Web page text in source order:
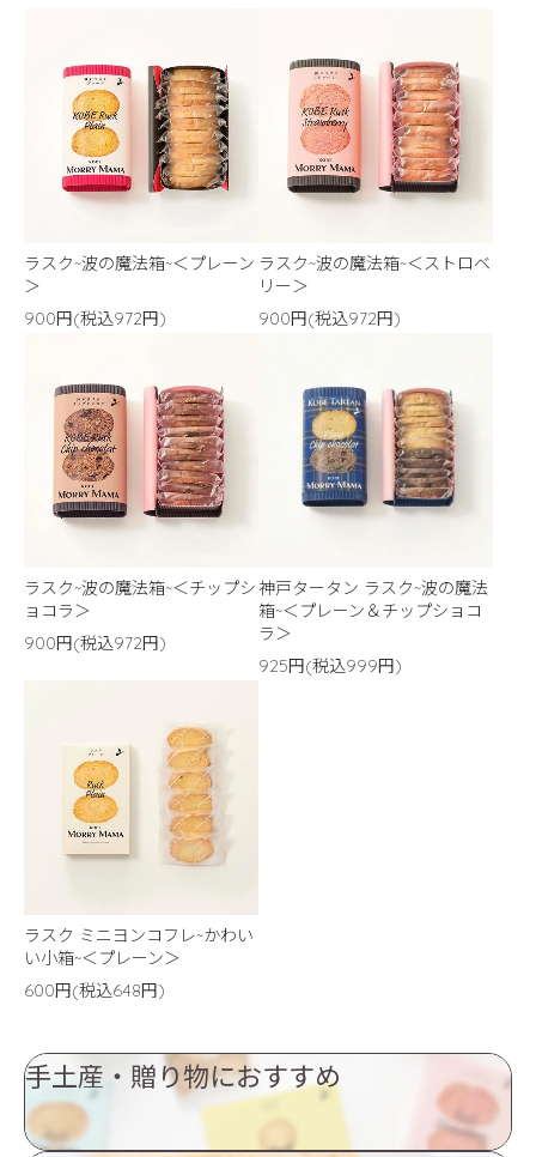
ラスク~波の魔法箱~＜プレーン
＞
900円(税込972円)
ラスク~波の魔法箱~＜ストロベ
リー＞
900円(税込972円)
ラスク~波の魔法箱~＜チップシ
ョコラ＞
900円(税込972円)
神戸タータン ラスク~波の魔法
箱~＜プレーン＆チップショコ
ラ＞
925円(税込999円)
ラスク ミニヨンコフレ~かわい
い小箱~＜プレーン＞
600円(税込648円)
手土産・贈り物におすすめ